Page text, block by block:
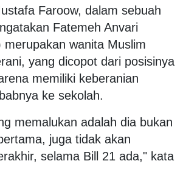
Faroow, dalam sebuah
Fatemeh Anvari
merupakan wanita Muslim
yang dicopot dari posisinya
memiliki keberanian
ke sekolah.
memalukan adalah dia bukan
juga tidak akan
selama Bill 21 ada," kata